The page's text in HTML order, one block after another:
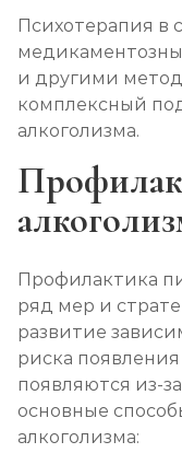
Психотерапия в
и другими
комплексный
алкоголизма.
Профилактика
ряд мер и
развитие
риска
появляются из-
основные
алкоголизма: